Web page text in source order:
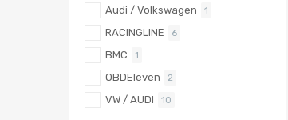
Audi / Volkswagen 1
RACINGLINE 6
BMC 1
OBDEleven 2
VW / AUDI 10